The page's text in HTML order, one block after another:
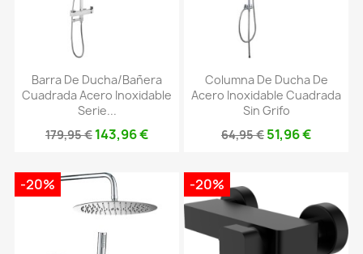
Barra De Ducha/bañera
Cuadrada Acero Inoxidable
Serie...
179,95 € 143,96 €
Columna De Ducha De
Acero Inoxidable Cuadrada
Sin Grifo
64,95 € 51,96 €
-20% -20%